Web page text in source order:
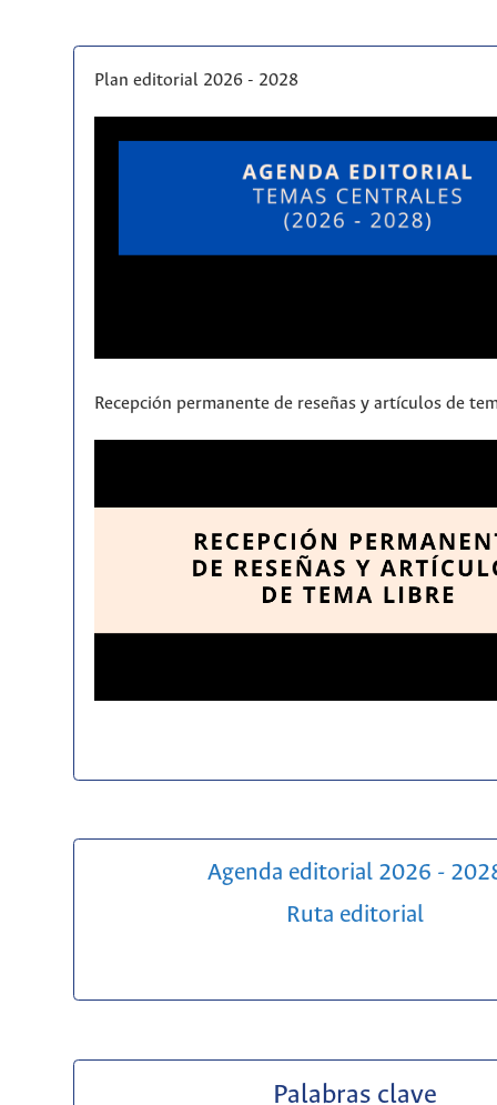
Plan editorial 2026 - 2028
Recepción permanente de reseñas y artículos de
Agenda editorial 2026 -
Ruta editorial
Palabras clave